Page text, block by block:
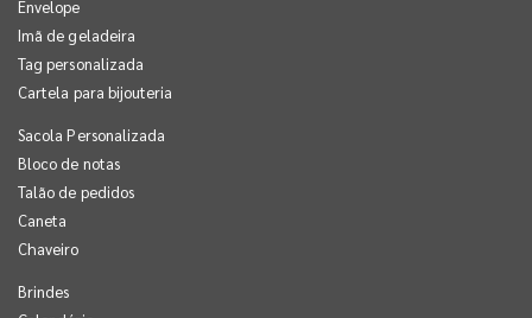
Envelope
Imã de geladeira
Tag personalizada
Cartela para bijouteria
Sacola Personalizada
Bloco de notas
Talão de pedidos
Caneta
Chaveiro
Brindes